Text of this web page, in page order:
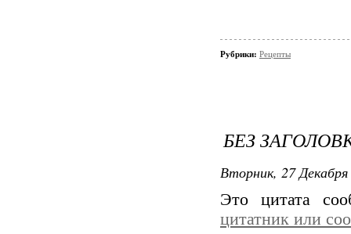
Рубрики: Рецепты
БЕЗ
Вторник, 27
Это цитата
цитатник или